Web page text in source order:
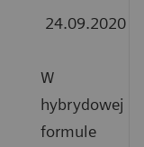
24.09.2020
W
hybrydowej
formule